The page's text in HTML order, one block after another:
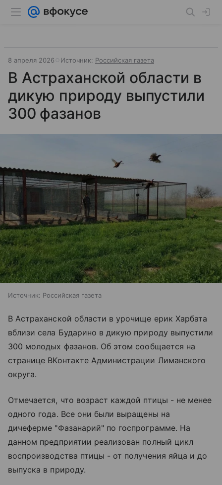
8 апреля 2026 Источник: Российская газета
В Астраханской области в
дикую природу выпустили
300 фазанов
Источник: Российская газета
В Астраханской области в урочище ерик Харбата
вблизи села Бударино в дикую природу выпустили
300 молодых фазанов. Об этом сообщается на
странице ВКонтакте Администрации Лиманского
округа.
Отмечается, что возраст каждой птицы - не менее
одного года. Все они были выращены на
дичеферме "Фазанарий" по госпрограмме. На
данном предприятии реализован полный цикл
воспроизводства птицы - от получения яйца и до
выпуска в природу.